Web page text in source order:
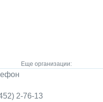
Еще организации:
2-76-13